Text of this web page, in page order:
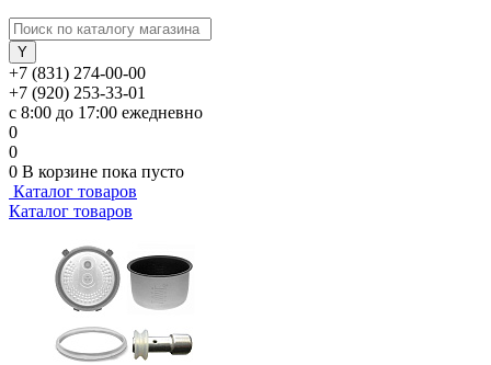
+7 (831) 274-00-00
+7 (920) 253-33-01
с 8:00 до 17:00 ежедневно
0
0
0 В корзине пока пусто
Каталог товаров
Каталог товаров